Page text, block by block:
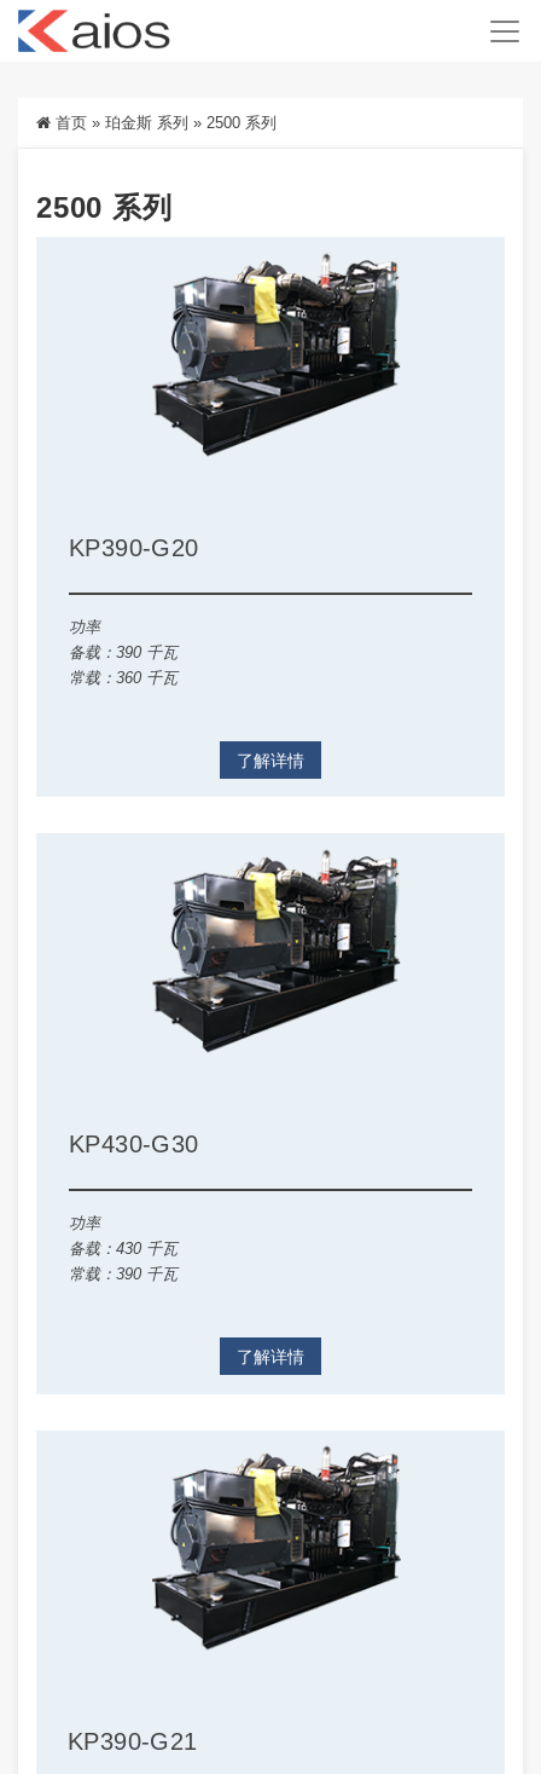
首页 » 珀金斯 系列 » 2500 系列
2500 系列
KP390-G20
功率
备载：390 千瓦
常载：360 千瓦
了解详情
KP430-G30
功率
备载：430 千瓦
常载：390 千瓦
了解详情
KP390-G21